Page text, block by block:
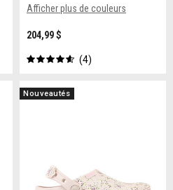
Afficher plus de couleurs
204,99 $
4
Nouveautés